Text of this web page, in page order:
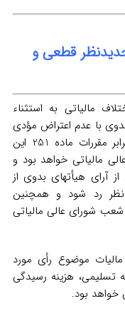
قطعی و
مالیاتی به استثناء
با عدم اعتراض مؤدی
یا مأمور مالیاتی مربوط قطعیت مییابد برابر مقررات ماده 251 این
مالیاتی خواهد بود و
آرای هیأتهای بدوی از
رد شود و همچنین
شورای عالی مالیاتی
موضوع رأی مورد
تسلیمی، هزینه رسیدگی
خواهد بود.